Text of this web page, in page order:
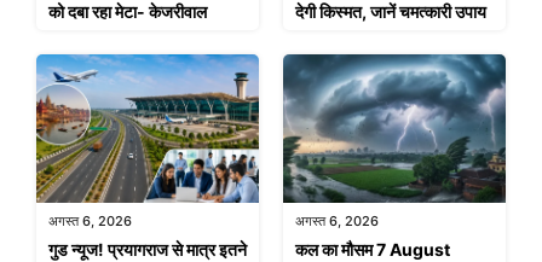
को दबा रहा मेटा- केजरीवाल
देगी किस्मत, जानें चमत्कारी उपाय
अगस्त 6, 2026
गुड न्यूज! प्रयागराज से मात्र इतने
अगस्त 6, 2026
कल का मौसम 7 August